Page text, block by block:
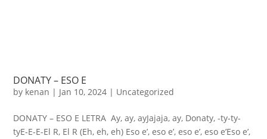
DONATY – ESO E
by kenan | Jan 10, 2024 | Uncategorized
DONATY – ESO E LETRA Ay, ay, ayJajaja, ay, Donaty, -ty-ty-
tyE-E-E-El R, El R (Eh, eh, eh) Eso e’, eso e’, eso e’, eso e’Eso e’,